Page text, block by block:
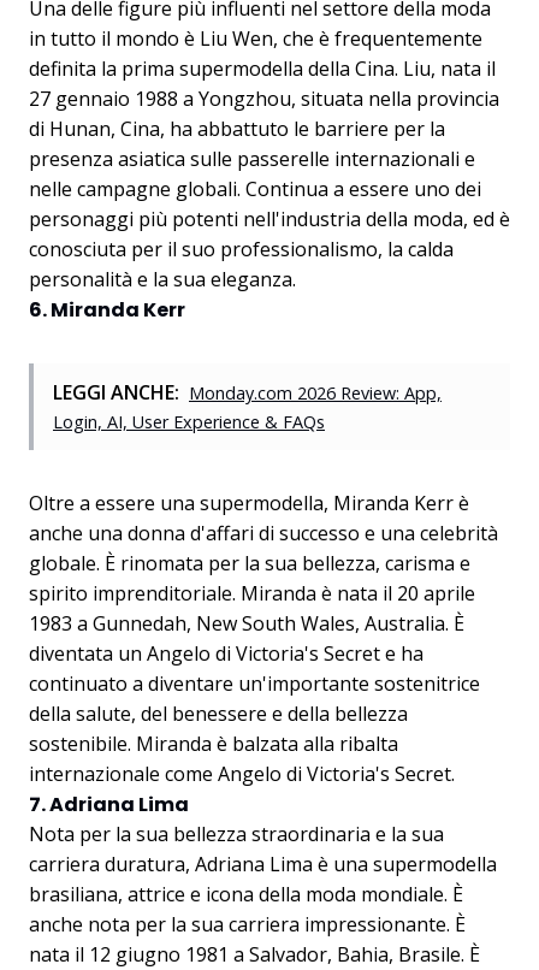
Una delle figure più influenti nel settore della moda
in tutto il mondo è Liu Wen, che è frequentemente
definita la prima supermodella della Cina. Liu, nata il
27 gennaio 1988 a Yongzhou, situata nella provincia
di Hunan, Cina, ha abbattuto le barriere per la
presenza asiatica sulle passerelle internazionali e
nelle campagne globali. Continua a essere uno dei
personaggi più potenti nell'industria della moda, ed è
conosciuta per il suo professionalismo, la calda
personalità e la sua eleganza.
6. Miranda Kerr
LEGGI ANCHE: Monday.com 2026 Review: App,
Login, AI, User Experience & FAQs
Oltre a essere una supermodella, Miranda Kerr è
anche una donna d'affari di successo e una celebrità
globale. È rinomata per la sua bellezza, carisma e
spirito imprenditoriale. Miranda è nata il 20 aprile
1983 a Gunnedah, New South Wales, Australia. È
diventata un Angelo di Victoria's Secret e ha
continuato a diventare un'importante sostenitrice
della salute, del benessere e della bellezza
sostenibile. Miranda è balzata alla ribalta
internazionale come Angelo di Victoria's Secret.
7. Adriana Lima
Nota per la sua bellezza straordinaria e la sua
carriera duratura, Adriana Lima è una supermodella
brasiliana, attrice e icona della moda mondiale. È
anche nota per la sua carriera impressionante. È
nata il 12 giugno 1981 a Salvador, Bahia, Brasile. È